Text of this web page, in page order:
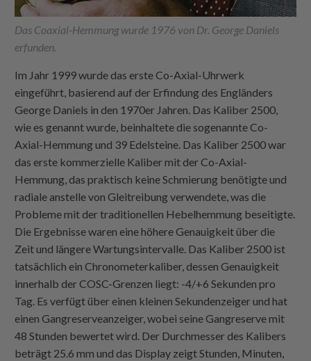
Das Coaxial-Hemmung wurde 1976 von Dr. George Daniels
erfunden.
Im Jahr 1999 wurde das erste Co-Axial-Uhrwerk
eingeführt, basierend auf der Erfindung des Engländers
George Daniels in den 1970er Jahren. Das Kaliber 2500,
wie es genannt wurde, beinhaltete die sogenannte Co-
Axial-Hemmung und 39 Edelsteine. Das Kaliber 2500 war
das erste kommerzielle Kaliber mit der Co-Axial-
Hemmung, das praktisch keine Schmierung benötigte und
radiale anstelle von Gleitreibung verwendete, was die
Probleme mit der traditionellen Hebelhemmung beseitigte.
Die Ergebnisse waren eine höhere Genauigkeit über die
Zeit und längere Wartungsintervalle. Das Kaliber 2500 ist
tatsächlich ein Chronometerkaliber, dessen Genauigkeit
innerhalb der COSC-Grenzen liegt: -4/+6 Sekunden pro
Tag. Es verfügt über einen kleinen Sekundenzeiger und hat
einen Gangreserveanzeiger, wobei seine Gangreserve mit
48 Stunden bewertet wird. Der Durchmesser des Kalibers
beträgt 25.6 mm und das Display zeigt Stunden, Minuten,